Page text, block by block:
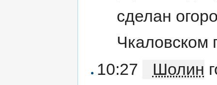
сделан
Чкаловском
10:27
Шолин